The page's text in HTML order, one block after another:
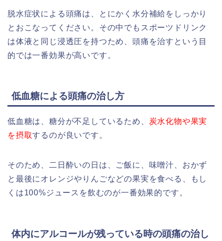
脱水症状による頭痛は、とにかく水分補給をしっかり
とおこなってください。その中でもスポーツドリンク
は体液と同じ浸透圧を持つため、頭痛を治すという目
的では一番効果が高いです。
低血糖による頭痛の治し方
低血糖は、糖分が不足しているため、 炭水化物や果実
を摂取するのが良いです。
そのため、二日酔いの日は、ご飯に、味噌汁、おかず
と最後にオレンジやりんごなどの果実を食べる、もし
くは100%ジュースを飲むのが一番効果的です。
体内にアルコールが残っている時の頭痛の治し